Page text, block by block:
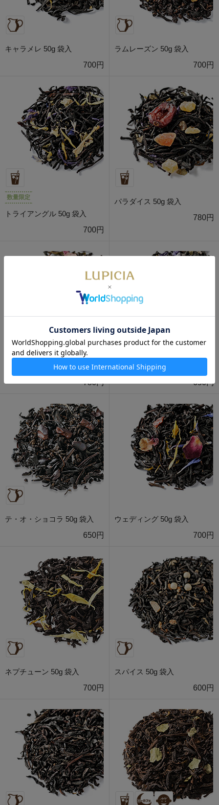
キャラメレ 50g 袋入
700円
ラムレーズン 50g 袋入
700円
数量限定
トライアングル 50g 袋入
700円
パラダイス 50g 袋入
780円
バースデイ 50g 袋入
780円
グレナダ 50g 袋入
650円
テ・オ・ショコラ 50g 袋入
650円
ウェディング 50g 袋入
700円
ネプチューン 50g 袋入
700円
スパイス 50g 袋入
600円